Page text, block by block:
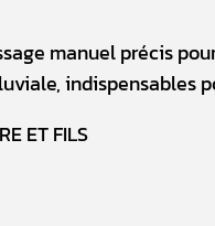
manuel précis
indispensables